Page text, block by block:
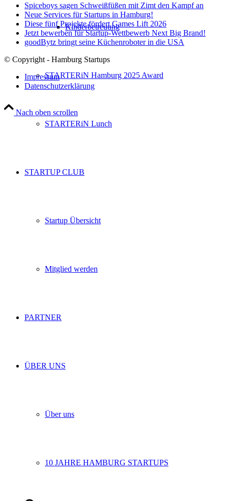
Kinderbetreuung
STARTERiN Hamburg 2025 Award
STARTERiN Lunch
STARTUP CLUB
Startup Übersicht
Mitglied werden
PARTNER
ÜBER UNS
Über uns
10 JAHRE HAMBURG STARTUPS
Spiceboys sagen Schweißfüßen mit Zimt den Kampf an
Neue Services für Startups in Hamburg!
Diese fünf Projekte fördert Games Lift 2026
Jetzt bewerben für Startup-Wettbewerb Next Big Brand!
goodBytz bringt seine Küchenroboter in die USA
© Copyright - Hamburg Startups
Impressum
Datenschutzerklärung
Nach oben scrollen